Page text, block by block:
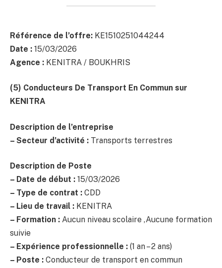
Référence de l’offre: KE1510251044244
Date : 15/03/2026
Agence : KENITRA / BOUKHRIS
(5) Conducteurs De Transport En Commun sur
KENITRA
Description de l’entreprise
– Secteur d’activité : Transports terrestres
Description de Poste
– Date de début : 15/03/2026
– Type de contrat : CDD
– Lieu de travail : KENITRA
– Formation : Aucun niveau scolaire ,Aucune formation
suivie
– Expérience professionnelle : (1 an – 2 ans)
– Poste : Conducteur de transport en commun